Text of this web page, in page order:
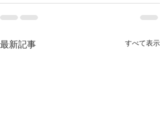
最新記事 すべて表示